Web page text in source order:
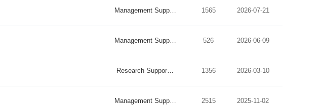
Management Supp… 1565 2026-07-21
Management Supp… 526 2026-06-09
Research Suppor… 1356 2026-03-10
Management Supp… 2515 2025-11-02